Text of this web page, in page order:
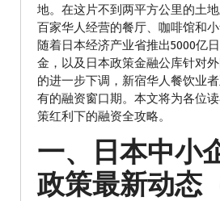
地。在这片不到两平方公里的土
百家华人经营的餐厅、咖啡馆和小
随着日本经济产业省推出5000亿
金，以及日本政策金融公库针对
的进一步下调，新宿华人餐饮业
有的融资窗口期。本文将为各位
策红利下的融资全攻略。
一、日本中小
政策最新动态